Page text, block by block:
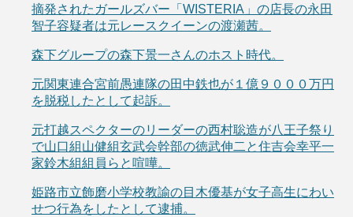
摘発されたガールズバー「WISTERIA」の店長の永田
智子容疑者は元レースクイーンの渡瀬茜。
森下グループの森下景一さんのホスト時代。
元関東連合宮前愚連隊の田中鉄也が１億９０００万円
を脱税したとして起訴。
元打越スペクターのリーダーの西村聡造が八王子祭り
で山口組山健組玄武会幹部の徳武伸二と住吉会幸平一
家鈴木組組員らと喧嘩。
姫路市立飾磨小学校教諭の目木優基が女子高生にわい
せつ行為をしたとして逮捕。